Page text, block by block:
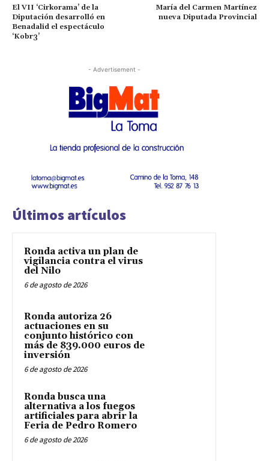
El VII ‘Cirkorama’ de la
Diputación desarrolló en
Benadalid el espectáculo
‘Kobr3’
María del Carmen Martínez
nueva Diputada Provincial
- Advertisement -
Últimos artículos
Ronda activa un plan de
vigilancia contra el virus
del Nilo
6 de agosto de 2026
Ronda autoriza 26
actuaciones en su
conjunto histórico con
más de 839.000 euros de
inversión
6 de agosto de 2026
Ronda busca una
alternativa a los fuegos
artificiales para abrir la
Feria de Pedro Romero
6 de agosto de 2026